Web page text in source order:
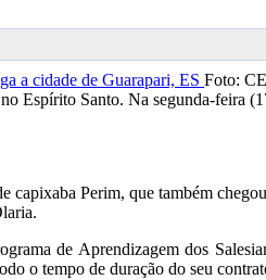
Foto:
Espírito Santo. Na segunda-
capixaba Perim, que também
de Aprendizagem dos
o tempo de duração do seu